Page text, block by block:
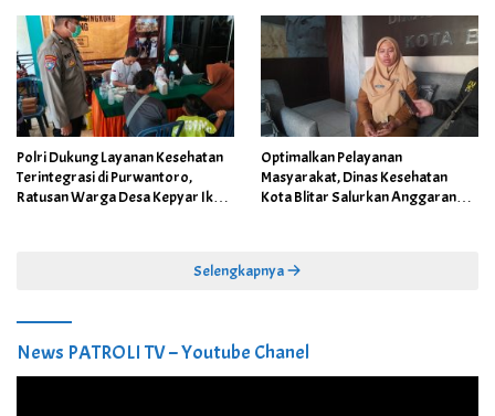
Polri Dukung Layanan Kesehatan
Terintegrasi di Purwantoro,
Ratusan Warga Desa Kepyar Ikuti
Optimalkan Pelayanan
Masyarakat, Dinas Kesehatan
Kota Blitar Salurkan Anggaran
Selengkapnya
News PATROLI TV – Youtube Chanel